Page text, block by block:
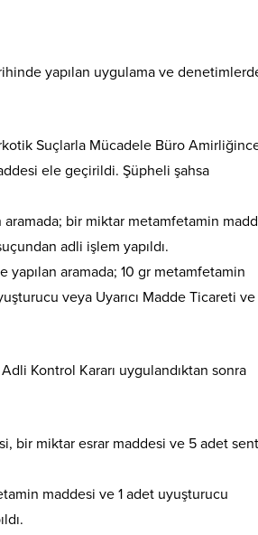
yapılan uygulama ve
Suçlarla Mücadele Büro
ele geçirildi. Şüpheli şahsa
bir miktar metamfetamin
adli işlem yapıldı.
aramada; 10 gr metamfetamin
veya Uyarıcı Madde Ticareti ve
Kontrol Kararı uygulandıktan sonra
bir miktar esrar maddesi ve 5 adet
maddesi ve 1 adet uyuşturucu